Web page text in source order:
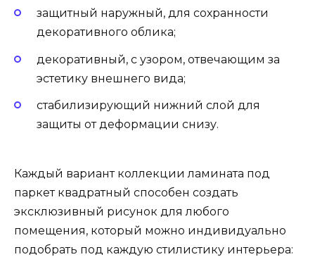
защитный наружный, для сохранности
декоративного облика;
декоративный, с узором, отвечающим за
эстетику внешнего вида;
стабилизирующий нижний слой для
защиты от деформации снизу.
Каждый вариант коллекции ламината под
паркет квадратный способен создать
эксклюзивный рисунок для любого
помещения, который можно индивидуально
подобрать под каждую стилистику интерьера: